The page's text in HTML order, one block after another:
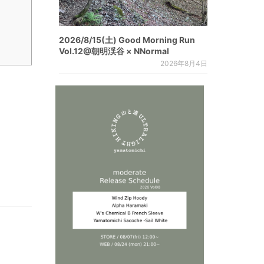
2026/8/15(土) Good Morning Run
Vol.12@朝明渓谷 × NNormal
2026年8月4日